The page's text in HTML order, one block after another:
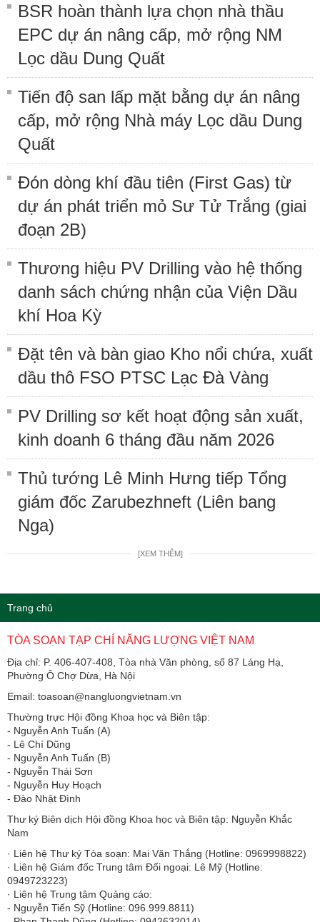
BSR hoàn thành lựa chọn nhà thầu
EPC dự án nâng cấp, mở rộng NM
Lọc dầu Dung Quất
Tiến độ san lấp mặt bằng dự án nâng
cấp, mở rộng Nhà máy Lọc dầu Dung
Quất
Đón dòng khí đầu tiên (First Gas) từ
dự án phát triển mỏ Sư Tử Trắng (giai
đoạn 2B)
Thương hiệu PV Drilling vào hệ thống
danh sách chứng nhận của Viện Dầu
khí Hoa Kỳ
Đặt tên và bàn giao Kho nổi chứa, xuất
dầu thô FSO PTSC Lạc Đà Vàng
PV Drilling sơ kết hoạt động sản xuất,
kinh doanh 6 tháng đầu năm 2026
Thủ tướng Lê Minh Hưng tiếp Tổng
giám đốc Zarubezhneft (Liên bang
Nga)
[XEM THÊM]
Trang chủ
TÒA SOẠN TẠP CHÍ NĂNG LƯỢNG VIỆT NAM
Địa chỉ: P. 406-407-408, Tòa nhà Văn phòng, số 87 Láng Hạ,
Phường Ô Chợ Dừa, Hà Nội
Email: toasoan@nangluongvietnam.vn
Thường trực Hội đồng Khoa học và Biên tập:
​​​​​​- Nguyễn Anh Tuấn (A)
- Lê Chí Dũng
- Nguyễn Anh Tuấn (B)
- Nguyễn Thái Sơn
- Nguyễn Huy Hoạch
- Đào Nhật Đình
Thư ký Biên dịch Hội đồng Khoa học và Biên tập: Nguyễn Khắc
Nam
· Liên hệ Thư ký Tòa soạn: Mai Văn Thắng (Hotline: 0969998822)
· Liên hệ Giám đốc Trung tâm Đối ngoại: Lê Mỹ (Hotline:
0949723223)
· Liên hệ Trung tâm Quảng cáo:
- Nguyễn Tiến Sỹ (Hotline: 096.999.8811)